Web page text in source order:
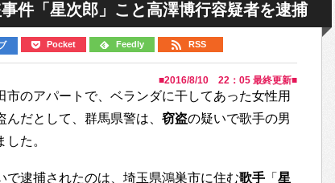
件「星次郎」こと高澤博行容疑者を逮捕
Pocket Feedly RSS
■2016/8/10 22：05 最終更新■
市のアパートで、ベランダに干してあった女性用
んだとして、群馬県警は、 窃盗の疑いで歌手の男
した。
で逮捕されたのは、埼玉県鴻巣市に住む歌手 「 星